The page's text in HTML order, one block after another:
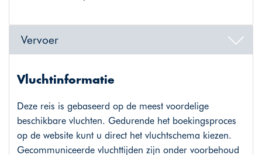
Vervoer
Vluchtinformatie
Deze reis is gebaseerd op de meest voordelige
beschikbare vluchten. Gedurende het boekingsproces
op de website kunt u direct het vluchtschema kiezen.
Gecommuniceerde vluchttijden zijn onder voorbehoud